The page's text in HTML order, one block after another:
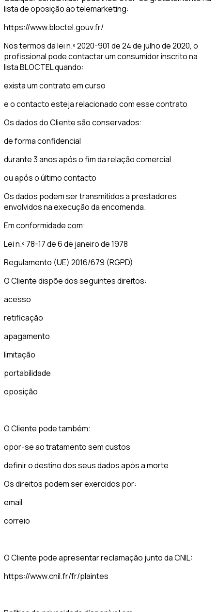
lista de oposição ao telemarketing:
https://www.bloctel.gouv.fr/
Nos termos da lei n.º 2020-901 de 24 de julho de 2020, o
profissional pode contactar um consumidor inscrito na
lista BLOCTEL quando:
exista um contrato em curso
e o contacto esteja relacionado com esse contrato
Os dados do Cliente são conservados:
de forma confidencial
durante 3 anos após o fim da relação comercial
ou após o último contacto
Os dados podem ser transmitidos a prestadores
envolvidos na execução da encomenda.
Em conformidade com:
Lei n.º 78-17 de 6 de janeiro de 1978
Regulamento (UE) 2016/679 (RGPD)
O Cliente dispõe dos seguintes direitos:
acesso
retificação
apagamento
limitação
portabilidade
oposição
O Cliente pode também:
opor-se ao tratamento sem custos
definir o destino dos seus dados após a morte
Os direitos podem ser exercidos por:
email
correio
O Cliente pode apresentar reclamação junto da CNIL:
https://www.cnil.fr/fr/plaintes